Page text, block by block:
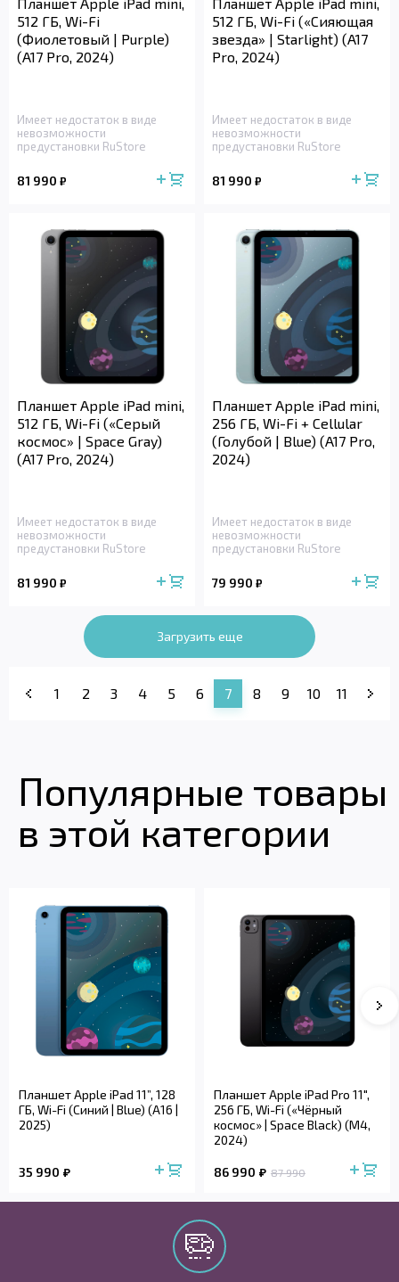
512 ГБ, Wi-Fi
(Фиолетовый | Purple)
(A17 Pro, 2024)
Имеет недостаток в виде
невозможности
предустановки RuStore
81 990 ₽
512 ГБ, Wi-Fi («Сияющая
звезда» | Starlight) (A17
Pro, 2024)
Имеет недостаток в виде
невозможности
предустановки RuStore
81 990 ₽
Планшет Apple iPad mini,
512 ГБ, Wi-Fi («Серый
космос» | Space Gray)
(A17 Pro, 2024)
Имеет недостаток в виде
невозможности
предустановки RuStore
81 990 ₽
Планшет Apple iPad mini,
256 ГБ, Wi-Fi + Cellular
(Голубой | Blue) (A17 Pro,
2024)
Имеет недостаток в виде
невозможности
предустановки RuStore
79 990 ₽
Загрузить еще
1 2 3 4 5 6 7 8 9 10 11
Популярные товары
в этой категории
Планшет Apple iPad 11”, 128
ГБ, Wi-Fi (Синий | Blue) (A16 |
2025)
35 990
Планшет Apple iPad Pro 11",
256 ГБ, Wi-Fi («Чёрный
космос» | Space Black) (M4,
2024)
86 990 87 990